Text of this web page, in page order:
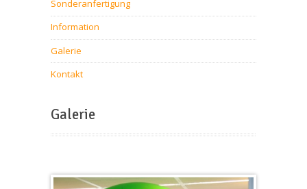
Sonderanfertigung
Information
Galerie
Kontakt
Galerie